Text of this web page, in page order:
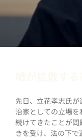
先日、立花孝志氏
治家としての立場を
続けてきたことが
きを受け、法の下